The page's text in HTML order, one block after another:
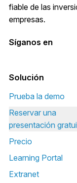
fiable de las
empresas.
Síganos en
Solución
Prueba la demo
Reservar una
presentación
Precio
Learning Portal
Extranet